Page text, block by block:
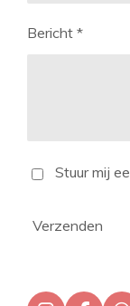
Bericht *
Stuur mij
Verzenden